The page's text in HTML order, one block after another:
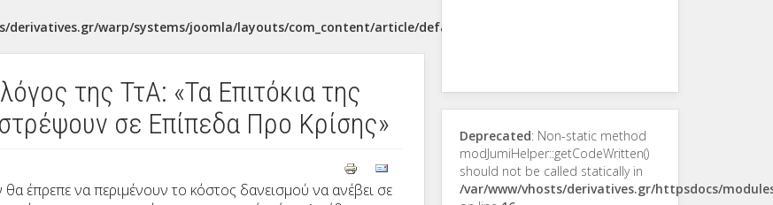
warp/systems/joomla/layouts/com_content/article/default.php
της ΤτΑ: «Τα Επιτόκια της
σε Επίπεδα Προ Κρίσης»
θα έπρεπε να περιμένουν το κόστος δανεισμού να ανέβει σε
Deprecated: Non-static method
modJumiHelper::getCodeWritten()
should not be called statically in
/var/www/vhosts/derivatives.gr/httpsdocs/